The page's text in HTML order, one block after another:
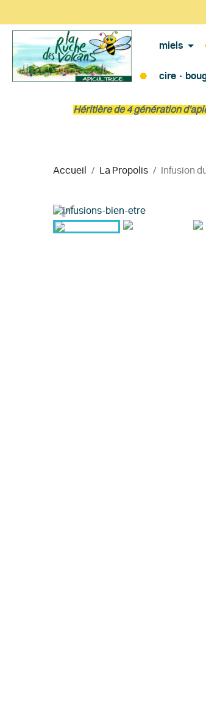
miels
cire ·
Héritière de 4 génération
Accueil La Propolis Infusion